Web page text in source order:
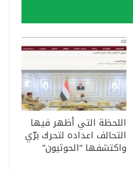
اللحظة التي أظهر فيها
التحالف اعداده لتحرك برّي
واكتشفها “الحوثيون”